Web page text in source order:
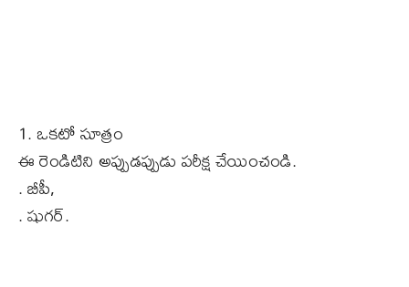
1. ఒకటో సూత్రం
ఈ రెండిటిని అప్పుడప్పుడు పరీక్ష చేయించండి.
. బీపీ,
. షుగర్.